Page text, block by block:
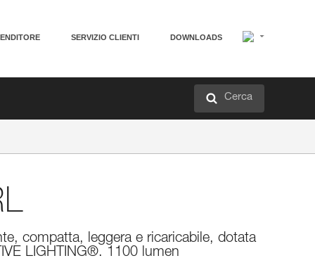
SERVIZIO CLIENTI DOWNLOADS
Cerca
compatta, leggera e ricaricabile, dotata
LIGHTING®. 1100 lumen